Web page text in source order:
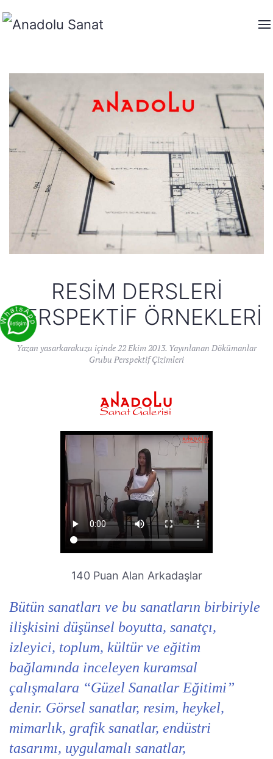
RESIM DERSLERI
PERSPEKTIF ÖRNEKLERI
Yazan yasarkarakuzu içinde 22 Ekim 2013. Yayınlanan Dökümanlar
Grubu Perspektif Çizimleri
140 Puan Alan Arkadaşlar
Bütün sanatları ve bu sanatların birbiriyle
ilişkisini düşünsel boyutta, sanatçı,
izleyici, toplum, kültür ve eğitim
bağlamında inceleyen kuramsal
çalışmalara “Güzel Sanatlar Eğitimi”
denir. Görsel sanatlar, resim, heykel,
mimarlık, grafik sanatlar, endüstri
tasarımı, uygulamalı sanatlar,